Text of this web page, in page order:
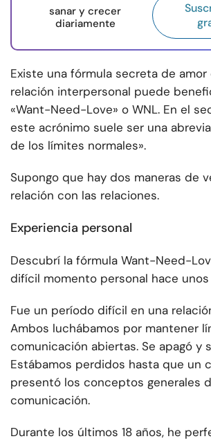
sanar y crecer
diariamente
Existe una fórmula secreta de
relación interpersonal puede
«Want-Need-Love» o WNL. En el
este acrónimo suele ser una
de los límites normales».
Supongo que hay dos maneras de
relación con las relaciones.
Experiencia personal
Descubrí la fórmula Want-Need-
difícil momento personal hace unos
Fue un período difícil en una
Ambos luchábamos por mantener
comunicación abiertas. Se apagó y
Estábamos perdidos hasta que un
presentó los conceptos generales
comunicación.
Durante los últimos 18 años, he